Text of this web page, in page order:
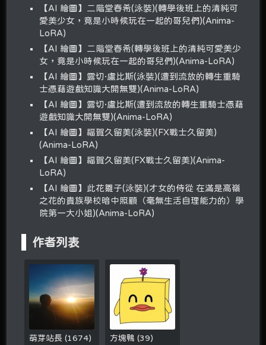
【AI 繪圖】二階堂春希(泳裝)(轉學後班上的清純可
愛美少女，竟是小時候玩在一起的哥兒們)(Anima-
LoRA)
【AI 繪圖】二階堂春希(轉學後班上的清純可愛美少
女，竟是小時候玩在一起的哥兒們)(Anima-LoRA)
【AI 繪圖】露切·盧比斯(泳裝)(遭到流放的轉生重騎
士憑藉遊戲知識大開無雙)(Anima-LoRA)
【AI 繪圖】露切·盧比斯(遭到流放的轉生重騎士憑藉
遊戲知識大開無雙)(Anima-LoRA)
【AI 繪圖】福賀久留美(泳裝)(FX戰士久留美)
(Anima-LoRA)
【AI 繪圖】福賀久留美(FX戰士久留美)(Anima-
LoRA)
【AI 繪圖】此花雛子(泳裝)(才女的侍從 在滿是高嶺
之花的貴族學校暗中照顧（毫無生活自理能力的）學
院第一大小姐)(Anima-LoRA)
作者列表
萌芽站長(1674) 方塊鴨(39)